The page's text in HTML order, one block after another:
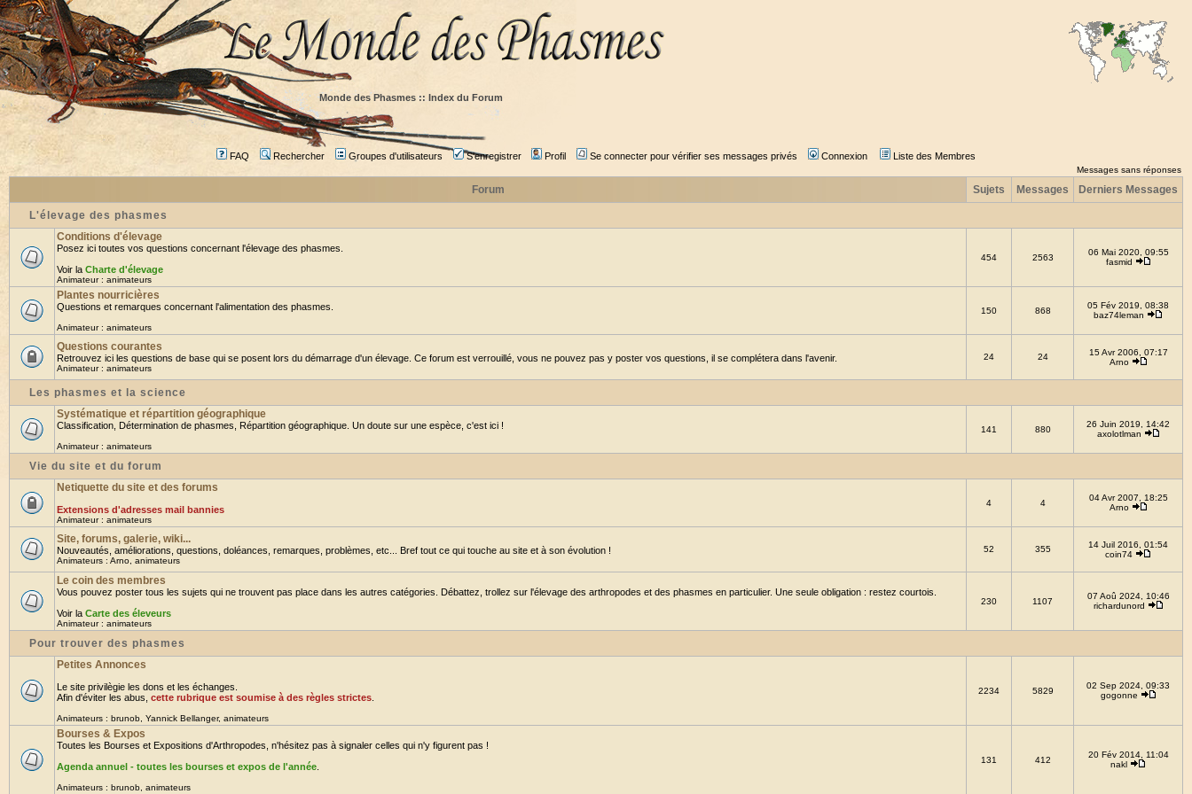
Monde des Phasmes :: Index du Forum
FAQ Rechercher Groupes d'utilisateurs S'enregistrer Profil Se connecter pour vérifier ses messages privés Connexion Liste des Membres
Messages sans réponses
Forum Sujets Messages Derniers Messages
L'élevage des phasmes
Conditions d'élevage
Posez ici toutes vos questions concernant l'élevage des phasmes.
Voir la Charte d'élevage
Animateur : animateurs
454 2563
06 Mai 2020, 09:55
fasmid
Plantes nourricières
Questions et remarques concernant l'alimentation des phasmes.
Animateur : animateurs
150 868
05 Fév 2019, 08:38
baz74leman
Questions courantes
Retrouvez ici les questions de base qui se posent lors du démarrage d'un élevage. Ce forum est verrouillé, vous ne pouvez pas y poster vos questions, il se complétera dans l'avenir.
Animateur : animateurs
24 24
15 Avr 2006, 07:17
Arno
Les phasmes et la science
Systématique et répartition géographique
Classification, Détermination de phasmes, Répartition géographique. Un doute sur une espèce, c'est ici !
Animateur : animateurs
141 880
26 Juin 2019, 14:42
axolotlman
Vie du site et du forum
Netiquette du site et des forums
Extensions d'adresses mail bannies
Animateur : animateurs
4 4
04 Avr 2007, 18:25
Arno
Site, forums, galerie, wiki...
Nouveautés, améliorations, questions, doléances, remarques, problèmes, etc... Bref tout ce qui touche au site et à son évolution !
Animateurs : Arno animateurs
52 355
14 Juil 2016, 01:54
coin74
Le coin des membres
Vous pouvez poster tous les sujets qui ne trouvent pas place dans les autres catégories. Débattez, trollez sur l'élevage des arthropodes et des phasmes en particulier. Une seule obligation : restez courtois.
Voir la Carte des éleveurs
Animateur : animateurs
230 1107
07 Aoû 2024, 10:46
richardunord
Pour trouver des phasmes
Petites Annonces
Le site privilègie les dons et les échanges.
Afin d'éviter les abus, cette rubrique est soumise à des règles strictes
Animateurs : brunob Yannick Bellanger, animateurs
2234 5829
02 Sep 2024, 09:33
gogonne
Bourses & Expos
Toutes les Bourses et Expositions d'Arthropodes, n'hésitez pas à signaler celles qui n'y figurent pas !
Agenda annuel - toutes les bourses et expos de l'année
Animateurs : brunob animateurs
131 412
20 Fév 2014, 11:04
nakl